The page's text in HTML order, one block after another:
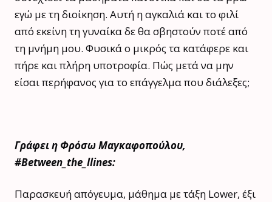
εγώ με τη διοίκηση. Αυτή η αγκαλιά και το φιλί
από εκείνη τη γυναίκα δε θα σβηστούν ποτέ από
τη μνήμη μου. Φυσικά ο μικρός τα κατάφερε και
πήρε και πλήρη υποτροφία. Πώς μετά να μην
είσαι περήφανος για το επάγγελμα που διάλεξες;
Γράφει η Φρόσω Μαγκαφοπούλου,
#Between_the_llines:
Παρασκευή απόγευμα, μάθημα με τάξη Lower, έξι